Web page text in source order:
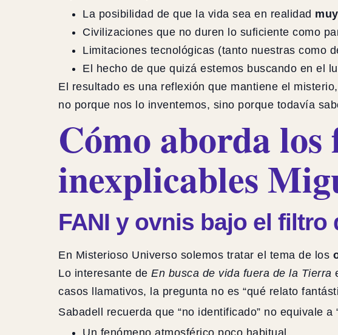
La posibilidad de que la vida sea en realidad
Civilizaciones que no duren lo suficiente como
Limitaciones tecnológicas (tanto nuestras como
El hecho de que quizá estemos buscando en el
El resultado es una reflexión que mantiene el
no porque nos lo inventemos, sino porque todavía
Cómo aborda los
inexplicables
FANI y ovnis bajo el
En Misterioso Universo solemos tratar el tema de los
Lo interesante de En busca de vida fuera de la Tierra
casos llamativos, la pregunta no es “qué relato
Sabadell recuerda que “no identificado” no equivale
Un fenómeno atmosférico poco habitual.